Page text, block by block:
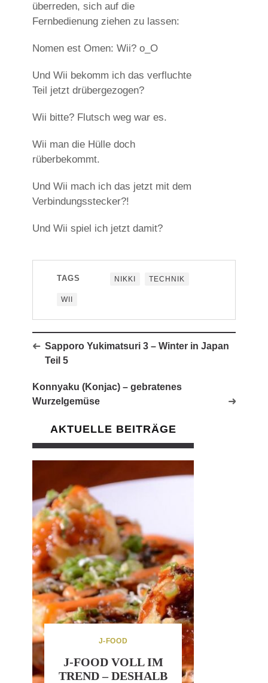
überreden, sich auf die
Fernbedienung ziehen zu lassen:
Nomen est Omen: Wii? o_O
Und Wii bekomm ich das verfluchte
Teil jetzt drübergezogen?
Wii bitte? Flutsch weg war es.
Wii man die Hülle doch
rüberbekommt.
Und Wii mach ich das jetzt mit dem
Verbindungsstecker?!
Und Wii spiel ich jetzt damit?
TAGS NIKKI TECHNIK
WII
Sapporo Yukimatsuri 3 – Winter in Japan
Teil 5
Konnyaku (Konjac) – gebratenes
Wurzelgemüse
AKTUELLE BEITRÄGE
J-FOOD
J-FOOD VOLL IM
TREND – DESHALB